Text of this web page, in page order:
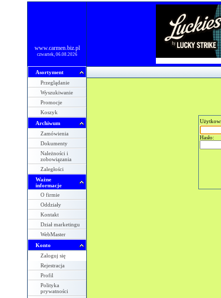
www.carmen.biz.pl
czwartek, 06.08.2026
Asortyment
Przeglądanie
Wyszukiwanie
Promocje
Koszyk
Archiwum
Zamówienia
Dokumenty
Należności i
zobowiązania
Zaległości
Ważne
informacje
O firmie
Oddziały
Kontakt
Dział marketingu
WebMaster
Konto
Zaloguj się
Rejestracja
Profil
Polityka
prywatności
Hasło: